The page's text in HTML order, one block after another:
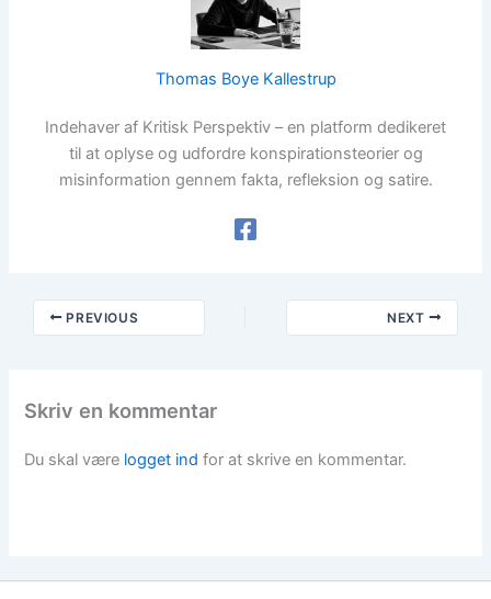
Thomas Boye Kallestrup
Indehaver af Kritisk Perspektiv – en platform dedikeret
til at oplyse og udfordre konspirationsteorier og
misinformation gennem fakta, refleksion og satire.
PREVIOUS NEXT
Skriv en kommentar
Du skal være logget ind for at skrive en kommentar.